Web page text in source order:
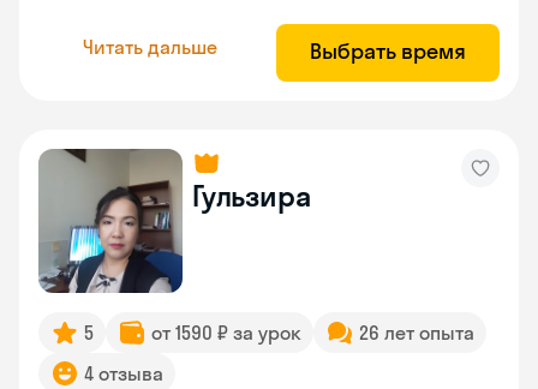
Читать дальше Выбрать время
Гульзира
5 от 1590 ₽ за урок
26 лет опыта
4 отзыва